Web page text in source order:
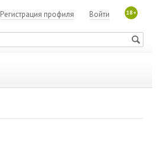
18+
Войти
Регистрация профиля